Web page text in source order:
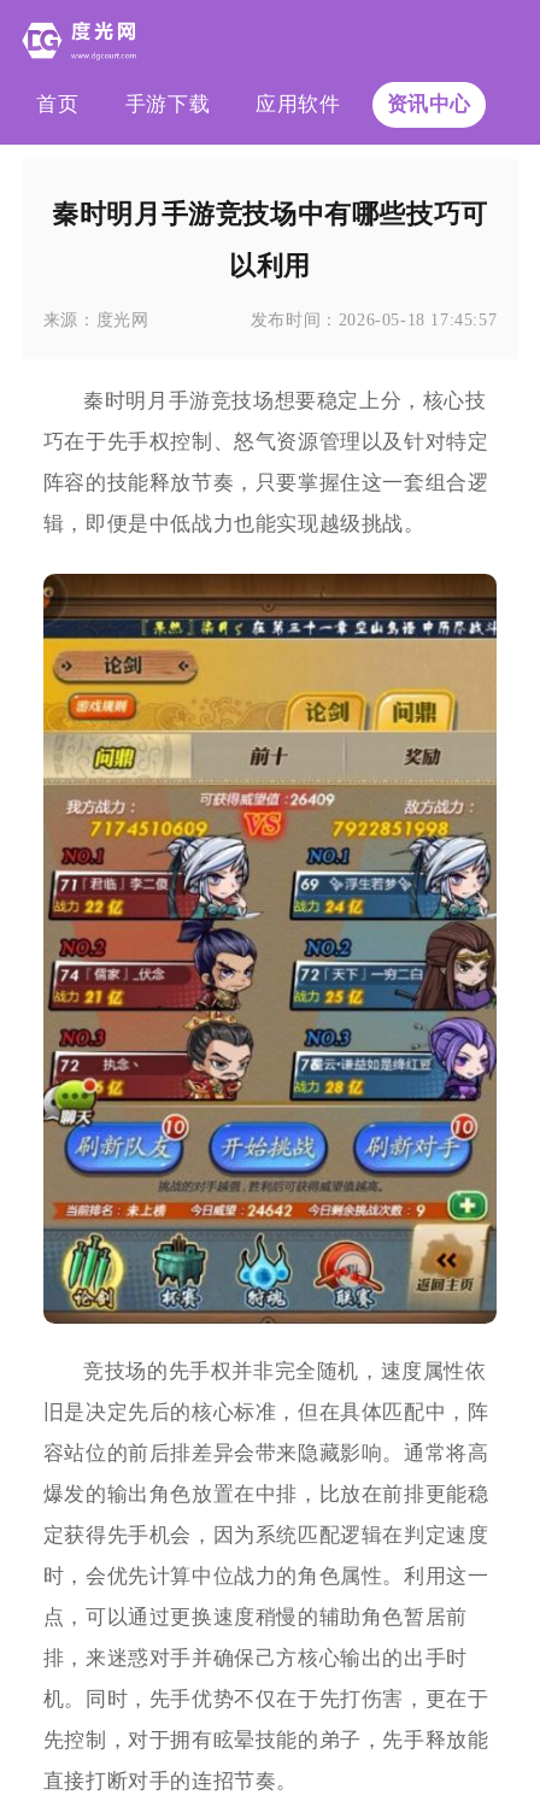
首页 手游下载 应用软件 资讯中心
秦时明月手游竞技场中有哪些技巧可
以利用
来源： 度光网 发布时间： 2026-05-18 17:45:57
秦时明月手游竞技场想要稳定上分，核心技
巧在于先手权控制、怒气资源管理以及针对特定
阵容的技能释放节奏，只要掌握住这一套组合逻
辑，即便是中低战力也能实现越级挑战。
竞技场的先手权并非完全随机，速度属性依
旧是决定先后的核心标准，但在具体匹配中，阵
容站位的前后排差异会带来隐藏影响。通常将高
爆发的输出角色放置在中排，比放在前排更能稳
定获得先手机会，因为系统匹配逻辑在判定速度
时，会优先计算中位战力的角色属性。利用这一
点，可以通过更换速度稍慢的辅助角色暂居前
排，来迷惑对手并确保己方核心输出的出手时
机。同时，先手优势不仅在于先打伤害，更在于
先控制，对于拥有眩晕技能的弟子，先手释放能
直接打断对手的连招节奏。